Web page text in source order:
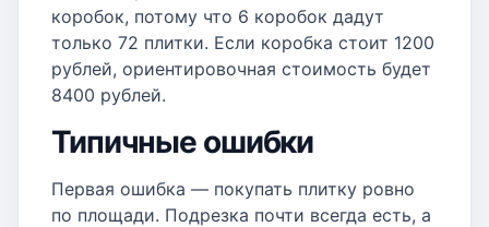
коробок, потому что 6 коробок дадут
только 72 плитки. Если коробка стоит 1200
рублей, ориентировочная стоимость будет
8400 рублей.
Типичные ошибки
Первая ошибка — покупать плитку ровно
по площади. Подрезка почти всегда есть, а